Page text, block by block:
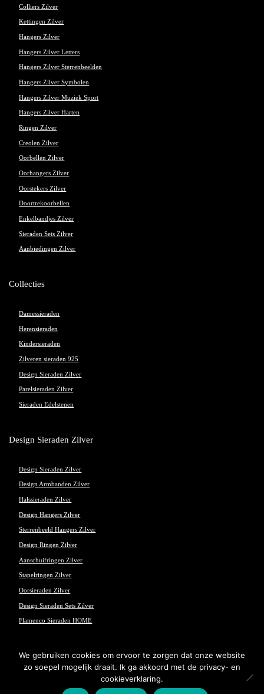
Colliers Zilver
Kettingen Zilver
Hangers Zilver
Hangers Zilver Letters
Hangers Zilver Sterrenbeelden
Hangers Zilver Symbolen
Hangers Zilver Muziek Sport
Hangers Zilver Harten
Ringen Zilver
Creolen Zilver
Oorbellen Zilver
Oorhangers Zilver
Oorstekers Zilver
Doortrekoorbellen
Enkelbandjes Zilver
Sieraden Sets Zilver
Aanbiedingen Zilver
Collecties
Damessieraden
Herensieraden
Kindersieraden
Zilveren sieraden 925
Design Sieraden Zilver
Parelsieraden Zilver
Sieraden Edelstenen
Design Sieraden Zilver
Design Sieraden Zilver
Design Armbanden Zilver
Halssieraden Zilver
Design Hangers Zilver
Sterrenbeeld Hangers Zilver
Design Ringen Zilver
Aanschuifringen Zilver
Stapelringen Zilver
Oorsieraden Zilver
Design Sieraden Sets Zilver
Flamenco Sieraden HOME
© Flamenco Sieraden - Powered and maintained bywinkeltjes.net
We gebruiken cookies om ervoor te zorgen dat onze website
zo soepel mogelijk draait. Ik ga akkoord met de privacy- en
cookieverklaring.